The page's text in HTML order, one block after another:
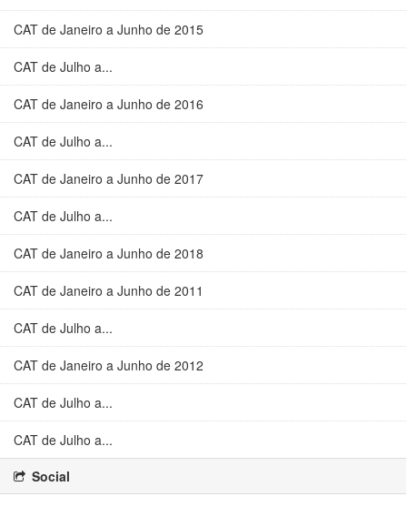
CAT de Janeiro a Junho de 2015
CAT de Julho a...
CAT de Janeiro a Junho de 2016
CAT de Julho a...
CAT de Janeiro a Junho de 2017
CAT de Julho a...
CAT de Janeiro a Junho de 2018
CAT de Janeiro a Junho de 2011
CAT de Julho a...
CAT de Janeiro a Junho de 2012
CAT de Julho a...
CAT de Julho a...
Social